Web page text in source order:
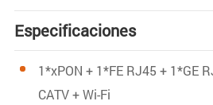
Especificaciones
1*xPON + 1*FE RJ45 + 1*GE
CATV + Wi-Fi